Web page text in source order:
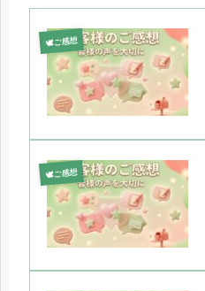
🕊️ご感想
🕊️ご感想